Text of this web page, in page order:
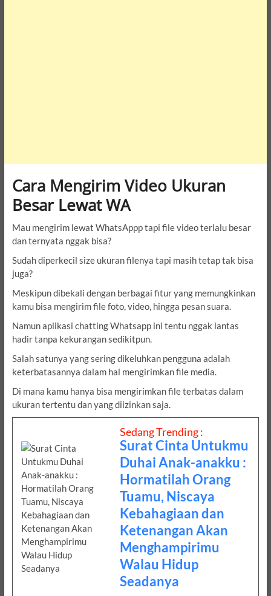
Cara Mengirim Video Ukuran
Besar Lewat WA
Mau mengirim lewat WhatsAppp tapi file video terlalu besar
dan ternyata nggak bisa?
Sudah diperkecil size ukuran filenya tapi masih tetap tak bisa
juga?
Meskipun dibekali dengan berbagai fitur yang memungkinkan
kamu bisa mengirim file foto, video, hingga pesan suara.
Namun aplikasi chatting Whatsapp ini tentu nggak lantas
hadir tanpa kekurangan sedikitpun.
Salah satunya yang sering dikeluhkan pengguna adalah
keterbatasannya dalam hal mengirimkan file media.
Di mana kamu hanya bisa mengirimkan file terbatas dalam
ukuran tertentu dan yang diizinkan saja.
Sedang Trending :
Surat Cinta Untukmu
Duhai Anak-anakku :
Hormatilah Orang
Tuamu, Niscaya
Kebahagiaan dan
Ketenangan Akan
Menghampirimu
Walau Hidup
Seadanya